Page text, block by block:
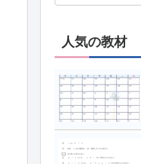
人気の教材